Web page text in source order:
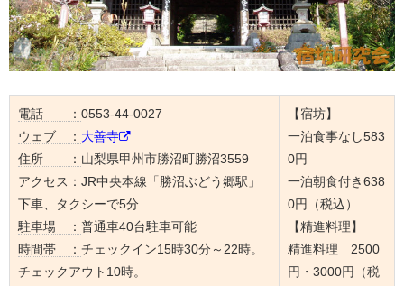
電話 ： 0553-44-0027
ウェブ ： 大善寺
住所 ： 山梨県甲州市勝沼町勝沼3559
アクセス： JR中央本線「勝沼ぶどう郷駅」
下車、タクシーで5分
駐車場 ： 普通車40台駐車可能
時間帯 ： チェックイン15時30分～22時。
チェックアウト10時。
【宿坊】
一泊食事なし583
0円
一泊朝食付き638
0円（税込）
【精進料理】
精進料理 2500
円・3000円（税